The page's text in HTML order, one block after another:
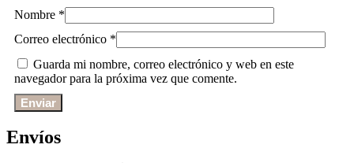
Nombre *
Correo electrónico *
Guarda mi nombre, correo electrónico y web en este
navegador para la próxima vez que comente.
Envíos